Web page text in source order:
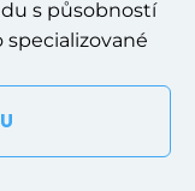
s působností
specializované